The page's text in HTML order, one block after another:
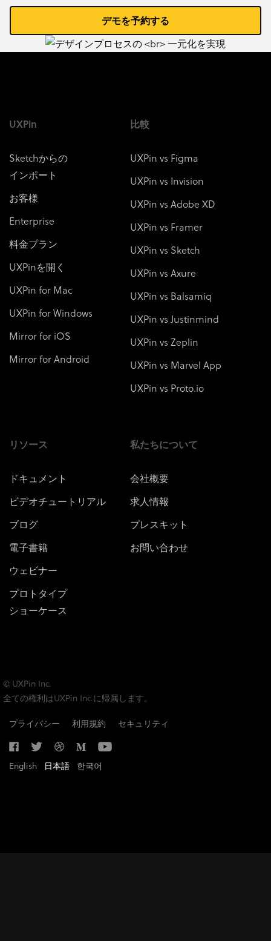
デモを予約する
UXPin
Sketchからの
インポート
お客様
Enterprise
料金プラン
UXPinを開く
UXPin for Mac
UXPin for Windows
Mirror for iOS
Mirror for Android
比較
UXPin vs Figma
UXPin vs Invision
UXPin vs Adobe XD
UXPin vs Framer
UXPin vs Sketch
UXPin vs Axure
UXPin vs Balsamiq
UXPin vs Justinmind
UXPin vs Zeplin
UXPin vs Marvel App
UXPin vs Proto.io
リソース
ドキュメント
ビデオチュートリアル
ブログ
電子書籍
ウェビナー
プロトタイプ
ショーケース
私たちについて
会社概要
求人情報
プレスキット
お問い合わせ
© UXPin Inc.
全ての権利はUXPin Inc.に帰属します。
プライバシー 利用規約 セキュリティ
English 日本語 한국어